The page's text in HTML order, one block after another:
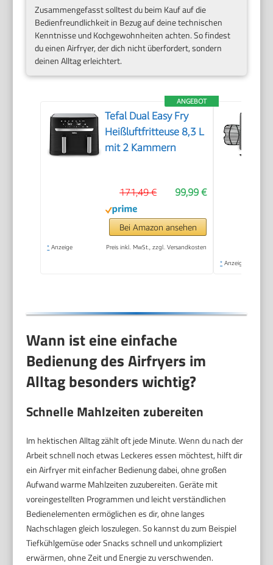
Zusammengefasst solltest du beim Kauf auf die
Bedienfreundlichkeit in Bezug auf deine technischen
Kenntnisse und Kochgewohnheiten achten. So findest
du einen Airfryer, der dich nicht überfordert, sondern
deinen Alltag erleichtert.
ANGEBOT
Tefal Dual Easy Fry
Heißluftfritteuse 8,3 L
mit 2 Kammern
99,99 €
171,49 €
Bei Amazon ansehen
* Anzeige Preis inkl. MwSt., zzgl. Versandkosten
* Anzeige
Wann ist eine einfache
Bedienung des Airfryers im
Alltag besonders wichtig?
Schnelle Mahlzeiten zubereiten
Im hektischen Alltag zählt oft jede Minute. Wenn du nach der
Arbeit schnell noch etwas Leckeres essen möchtest, hilft dir
ein Airfryer mit einfacher Bedienung dabei, ohne großen
Aufwand warme Mahlzeiten zuzubereiten. Geräte mit
voreingestellten Programmen und leicht verständlichen
Bedienelementen ermöglichen es dir, ohne langes
Nachschlagen gleich loszulegen. So kannst du zum Beispiel
Tiefkühlgemüse oder Snacks schnell und unkompliziert
erwärmen, ohne Zeit und Energie zu verschwenden.